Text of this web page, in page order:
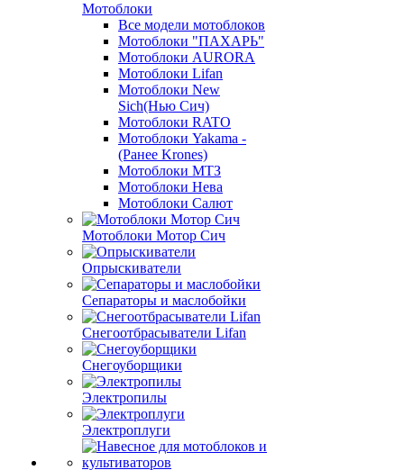
Мотоблоки
Все модели мотоблоков
Мотоблоки "ПАХАРЬ"
Мотоблоки AURORA
Мотоблоки Lifan
Мотоблоки New
Sich(Нью Сич)
Мотоблоки RATO
Мотоблоки Yakama -
(Ранее Krones)
Мотоблоки МТЗ
Мотоблоки Нева
Мотоблоки Салют
Мотоблоки Мотор Сич
Опрыскиватели
Сепараторы и маслобойки
Снегоотбрасыватели Lifan
Снегоуборщики
Электропилы
Электроплуги